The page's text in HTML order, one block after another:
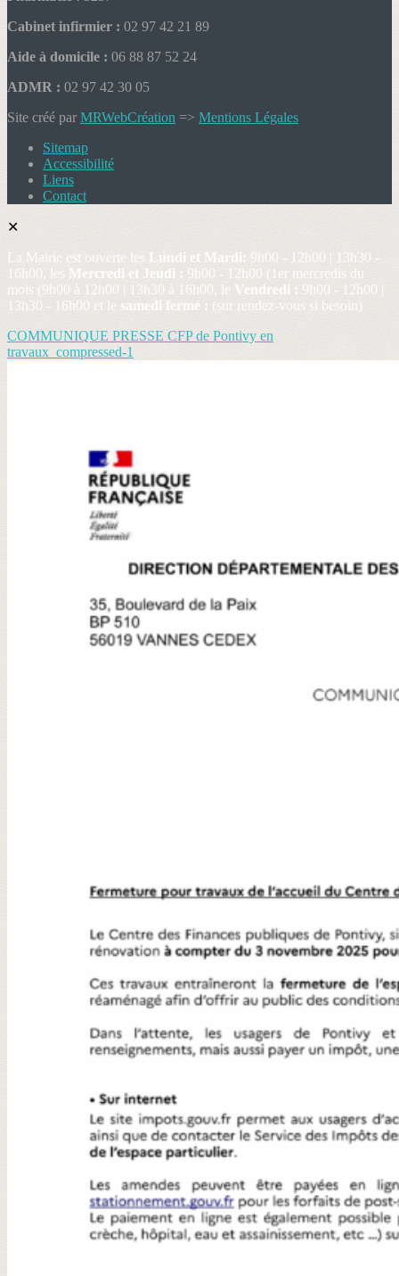
Cabinet infirmier : 02 97 42 21 89
Aide à domicile : 06 88 87 52 24
ADMR : 02 97 42 30 05
Site créé par MRWebCréation => Mentions Légales
Sitemap
Accessibilité
Liens
Contact
✕
La Mairie est ouverte les Lundi et Mardi: 9h00 - 12h00 | 13h30 -
16h00, les Mercredi et Jeudi : 9h00 - 12h00 (1er mercredis du
mois (9h00 à 12h00 | 13h30 à 16h00, le Vendredi : 9h00 - 12h00 |
13h30 - 16h00 et le samedi fermé : (sur rendez-vous si besoin)
COMMUNIQUE PRESSE CFP de Pontivy en
travaux_compressed-1